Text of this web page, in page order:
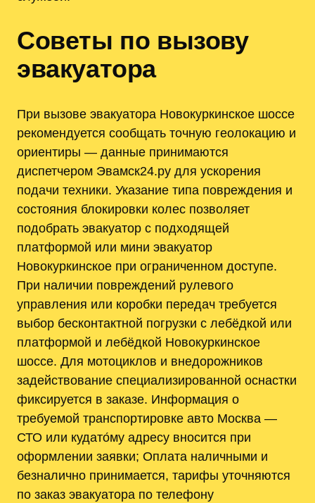
Советы по вызову
эвакуатора
При вызове эвакуатора Новокуркинское шоссе
рекомендуется сообщать точную геолокацию и
ориентиры — данные принимаются
диспетчером Эвамск24.ру для ускорения
подачи техники. Указание типа повреждения и
состояния блокировки колес позволяет
подобрать эвакуатор с подходящей
платформой или мини эвакуатор
Новокуркинское при ограниченном доступе.
При наличии повреждений рулевого
управления или коробки передач требуется
выбор бесконтактной погрузки с лебёдкой или
платформой и лебёдкой Новокуркинское
шоссе. Для мотоциклов и внедорожников
задействование специализированной оснастки
фиксируется в заказе. Информация о
требуемой транспортировке авто Москва —
СТО или кудато́му адресу вносится при
оформлении заявки; Оплата наличными и
безналично принимается, тарифы уточняются
по заказ эвакуатора по телефону